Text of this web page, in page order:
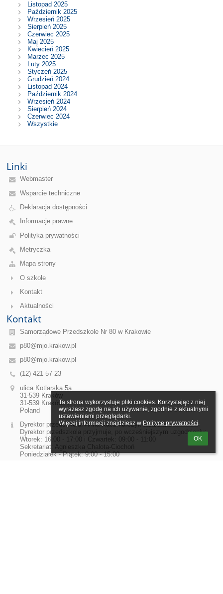
Ta strona wykorzystuje pliki cookies. Korzystając z niej
wyrażasz zgodę na ich używanie, zgodnie z aktualnymi
ustawieniami przeglądarki.
Więcej informacji znajdziesz w Polityce prywatności.
OK
Listopad 2025
Październik 2025
Wrzesień 2025
Sierpień 2025
Czerwiec 2025
Maj 2025
Kwiecień 2025
Marzec 2025
Luty 2025
Styczeń 2025
Grudzień 2024
Listopad 2024
Październik 2024
Wrzesień 2024
Sierpień 2024
Czerwiec 2024
Wszystkie
Linki
Webmaster
Wsparcie techniczne
Deklaracja dostępności
Informacje prawne
Polityka prywatności
Metryczka
Mapa strony
O szkole
Kontakt
Aktualności
Kontakt
Samorządowe Przedszkole Nr 80 w Krakowie
p80@mjo.krakow.pl
p80@mjo.krakow.pl
(12) 421-57-23
ulica Kotlarska 5a
31-539 Kraków
31-539 Kraków
Poland
Dyrektor przedszkola: Anna Kaczmarczyk-Korzonek
Dyrektor przedszkola przyjmuje, po wcześniejszym uzgodnieniu:
Wtorek: 16:00 - 17:00 i Czwartek: 09:00 - 11:00
Sekretariat: Agnieszka Chalota-Ciochoń
Poniedziałek - Piątek: 9:00 - 15:00